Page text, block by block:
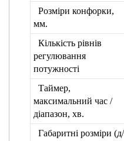
Розміри конфорки,
мм.
Кількість рівнів
регулювання
потужності
Таймер,
максимальний час /
діапазон, хв.
Габаритні розміри (д/